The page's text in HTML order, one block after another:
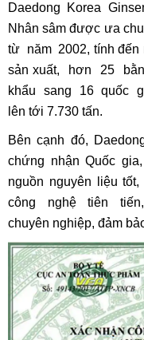
Daedong Korea
Nhân sâm được ưa
từ năm 2002, tính đến
sản xuất, hơn 25
khẩu sang 16 quốc
lên tới 7.730 tấn.
Bên cạnh đó,
chứng nhận Quốc
nguồn nguyên liệu
công nghệ tiên
chuyên nghiệp, đảm